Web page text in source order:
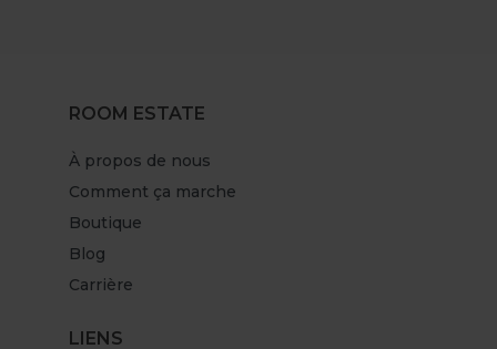
ROOM ESTATE
À propos de nous
Comment ça marche
Boutique
Blog
Carrière
LIENS